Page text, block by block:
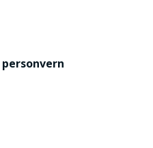
personvern